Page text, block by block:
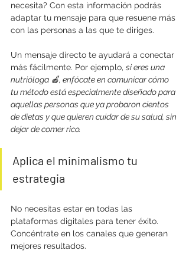
necesita? Con esta información podrás
adaptar tu mensaje para que resuene más
con las personas a las que te diriges.
Un mensaje directo te ayudará a conectar
más fácilmente. Por ejemplo, si eres una
nutrióloga 🍎, enfócate en comunicar cómo
tu método está especialmente diseñado para
aquellas personas que ya probaron cientos
de dietas y que quieren cuidar de su salud, sin
dejar de comer rico.
Aplica el minimalismo tu
estrategia
No necesitas estar en todas las
plataformas digitales para tener éxito.
Concéntrate en los canales que generan
mejores resultados.